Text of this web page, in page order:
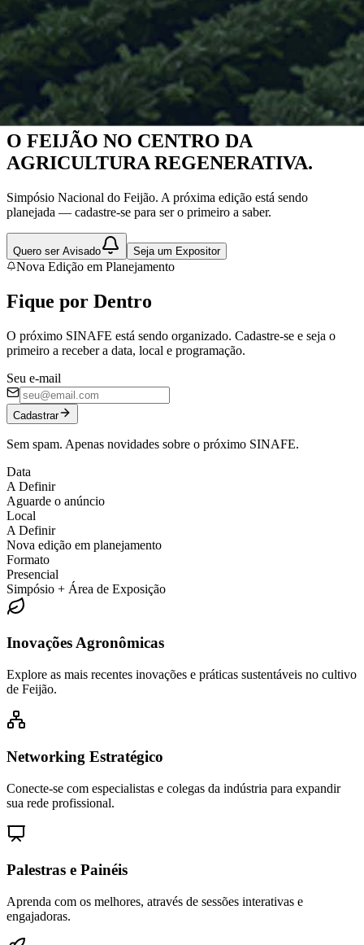
Nova Edição em Planejamento
O FEIJÃO NO CENTRO DA
AGRICULTURA REGENERATIVA.
Simpósio Nacional do Feijão. A próxima edição está sendo
planejada — cadastre-se para ser o primeiro a saber.
Quero ser Avisado Seja um Expositor
Nova Edição em Planejamento
Fique por Dentro
O próximo SINAFE está sendo organizado. Cadastre-se e seja o
primeiro a receber a data, local e programação.
Seu e-mail
Cadastrar
Sem spam. Apenas novidades sobre o próximo SINAFE.
Data
A Definir
Aguarde o anúncio
Local
A Definir
Nova edição em planejamento
Formato
Presencial
Simpósio + Área de Exposição
Inovações Agronômicas
Explore as mais recentes inovações e práticas sustentáveis no cultivo
de Feijão.
Networking Estratégico
Conecte-se com especialistas e colegas da indústria para expandir
sua rede profissional.
Palestras e Painéis
Aprenda com os melhores, através de sessões interativas e
engajadoras.